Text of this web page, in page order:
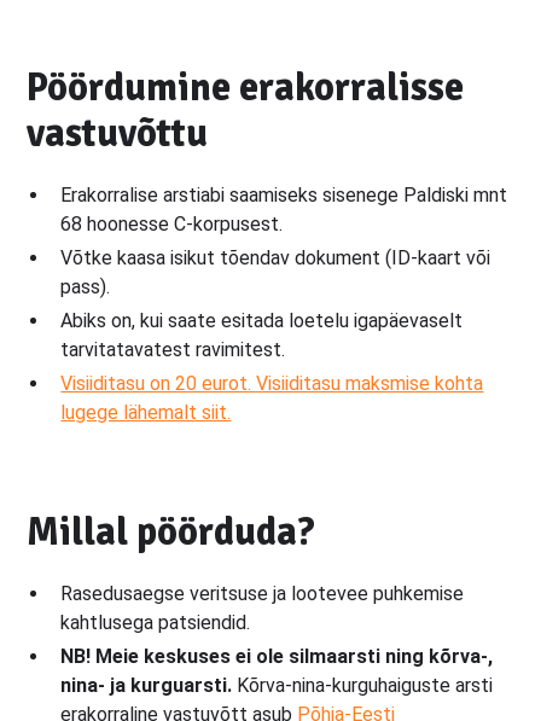
Pöördumine erakorralisse
vastuvõttu
Erakorralise arstiabi saamiseks sisenege Paldiski mnt
68 hoonesse C-korpusest.
Võtke kaasa isikut tõendav dokument (ID-kaart või
pass).
Abiks on, kui saate esitada loetelu igapäevaselt
tarvitatavatest ravimitest.
Visiiditasu on 20 eurot. Visiiditasu maksmise kohta
lugege lähemalt siit.
Millal pöörduda?
Rasedusaegse veritsuse ja lootevee puhkemise
kahtlusega patsiendid.
NB! Meie keskuses ei ole silmaarsti ning kõrva-,
nina- ja kurguarsti. Kõrva-nina-kurguhaiguste arsti
erakorraline vastuvõtt asub Põhja-Eesti